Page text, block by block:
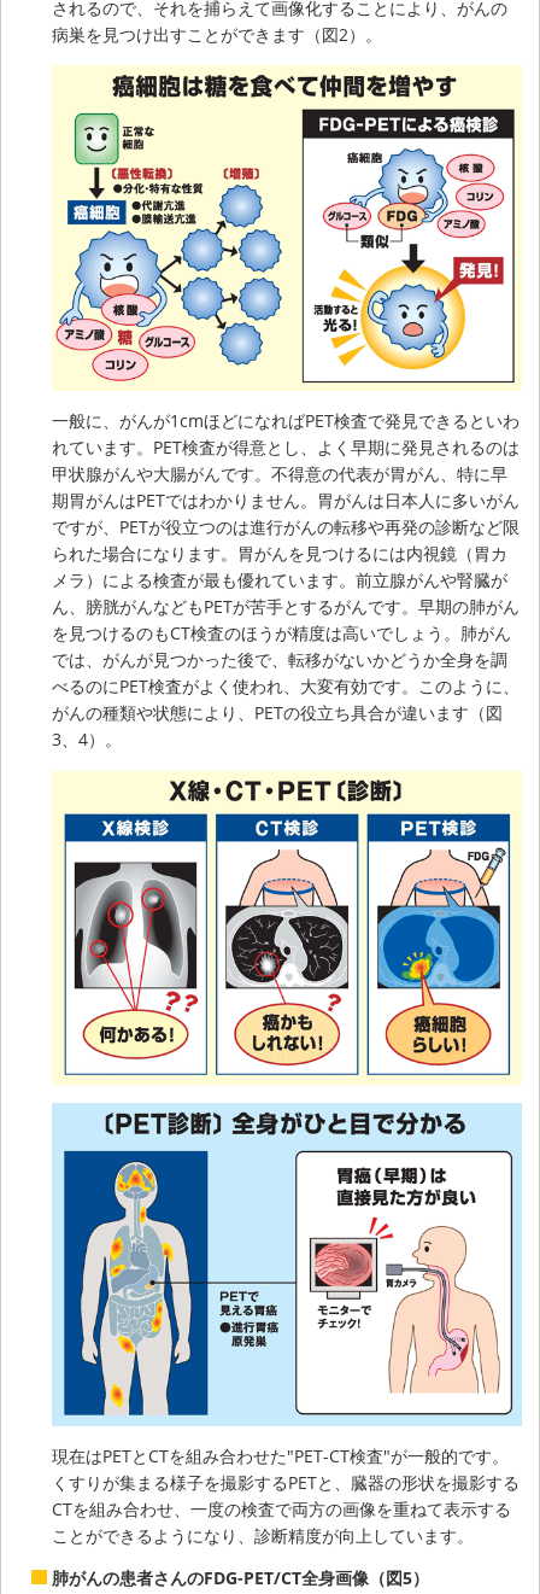
されるので、それを捕らえて画像化することにより、がんの
病巣を見つけ出すことができます（図2）。
一般に、がんが1cmほどになればPET検査で発見できるといわ
れています。PET検査が得意とし、よく早期に発見されるのは
甲状腺がんや大腸がんです。不得意の代表が胃がん、特に早
期胃がんはPETではわかりません。胃がんは日本人に多いがん
ですが、PETが役立つのは進行がんの転移や再発の診断など限
られた場合になります。胃がんを見つけるには内視鏡（胃カ
メラ）による検査が最も優れています。前立腺がんや腎臓が
ん、膀胱がんなどもPETが苦手とするがんです。早期の肺がん
を見つけるのもCT検査のほうが精度は高いでしょう。肺がん
では、がんが見つかった後で、転移がないかどうか全身を調
べるのにPET検査がよく使われ、大変有効です。このように、
がんの種類や状態により、PETの役立ち具合が違います（図
3、4）。
現在はPETとCTを組み合わせた"PET-CT検査"が一般的です。
くすりが集まる様子を撮影するPETと、臓器の形状を撮影する
CTを組み合わせ、一度の検査で両方の画像を重ねて表示する
ことができるようになり、診断精度が向上しています。
肺がんの患者さんのFDG-PET/CT全身画像（図5）